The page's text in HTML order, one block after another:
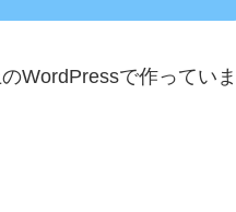
WordPressで作っていま